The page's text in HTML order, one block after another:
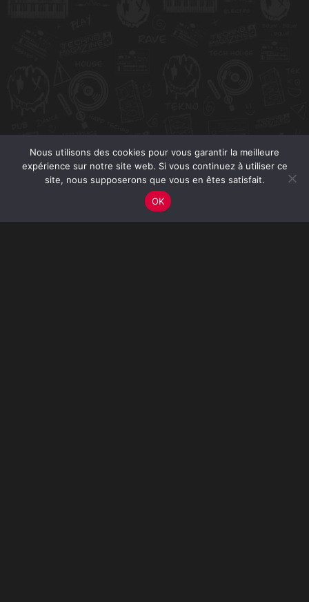
Nous utilisons des cookies pour vous garantir la meilleure
expérience sur notre site web. Si vous continuez à utiliser ce
site, nous supposerons que vous en êtes satisfait.
OK